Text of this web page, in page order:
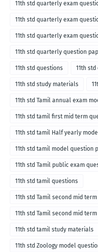
11th std quarterly exam
11th std quarterly exam
11th std quarterly exam
11th std quarterly question
11th std questions 11th std
11th std study materials
11th std Tamil annual exam
11th std tamil first mid term
11th std tamil Half yearly
11th std tamil model question
11th std Tamil public exam
11th std tamil questions
11th std Tamil second mid
11th std Tamil second mid
11th std tamil study materials
11th std Zoology model